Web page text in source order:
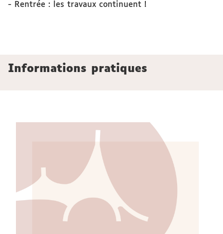
- Rentrée : les travaux continuent !
Informations pratiques